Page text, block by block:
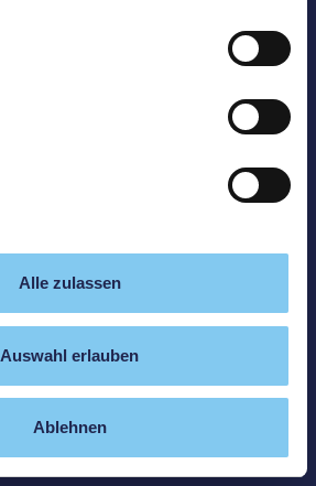
Alle zulassen
Auswahl erlauben
Ablehnen